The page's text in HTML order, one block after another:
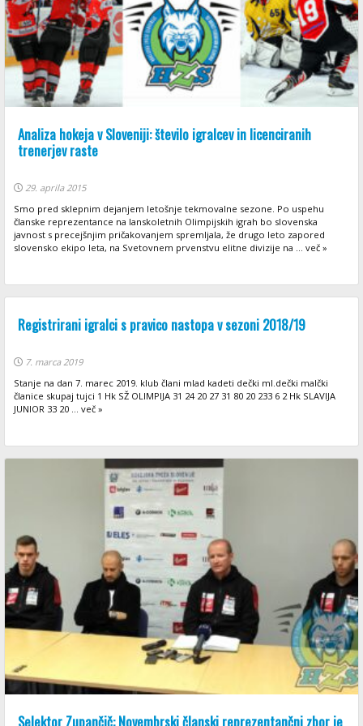
Analiza hokeja v Sloveniji: število igralcev in licenciranih
trenerjev raste
29. aprila 2015
Smo pred sklepnim dejanjem letošnje tekmovalne sezone. Po uspehu
članske reprezentance na lanskoletnih Olimpijskih igrah bo slovenska
javnost s precejšnjim pričakovanjem spremljala, že drugo leto zapored
slovensko ekipo leta, na Svetovnem prvenstvu elitne divizije na ... več »
Registrirani igralci s pravico nastopa v sezoni 2018/19
7. marca 2019
Stanje na dan 7. marec 2019. klub člani mlad kadeti dečki ml.dečki malčki
članice skupaj tujci 1 Hk SŽ OLIMPIJA 31 24 20 27 31 80 20 233 6 2 Hk SLAVIJA
JUNIOR 33 20 ... več »
Selektor Zupančič: Novembrski članski reprezentančni zbor je